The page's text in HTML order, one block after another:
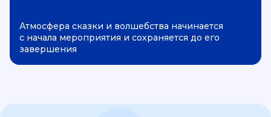
Атмосфера сказки и волшебства начинается
с начала мероприятия и сохраняется до его
завершения